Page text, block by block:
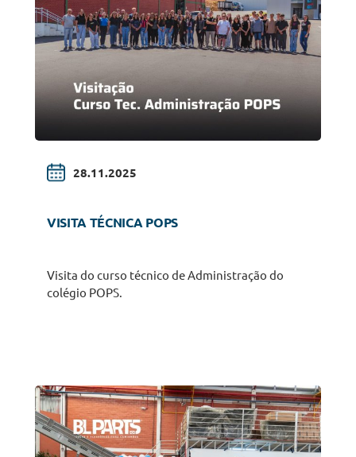
28.11.2025
VISITA TÉCNICA POPS
Visita do curso técnico de Administração do
colégio POPS.